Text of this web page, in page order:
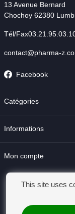
13 Avenue Bernard
Chochoy 62380
Tél/
contact@pharma-
Facebook
Catégories
Informations
Mon compte
This site uses